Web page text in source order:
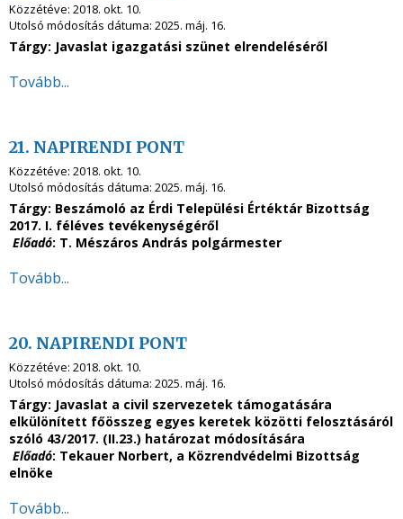
Közzétéve: 2018. okt. 10.
Utolsó módosítás dátuma: 2025. máj. 16.
Tárgy: Javaslat igazgatási szünet elrendeléséről
Tovább...
21. NAPIRENDI PONT
Közzétéve: 2018. okt. 10.
Utolsó módosítás dátuma: 2025. máj. 16.
Tárgy: Beszámoló az Érdi Települési Értéktár Bizottság
2017. I. féléves tevékenységéről
Előadó: T. Mészáros András polgármester
Tovább...
20. NAPIRENDI PONT
Közzétéve: 2018. okt. 10.
Utolsó módosítás dátuma: 2025. máj. 16.
Tárgy: Javaslat a civil szervezetek támogatására
elkülönített főösszeg egyes keretek közötti felosztásáról
szóló 43/2017. (II.23.) határozat módosítására
Előadó: Tekauer Norbert, a Közrendvédelmi Bizottság
elnöke
Tovább...